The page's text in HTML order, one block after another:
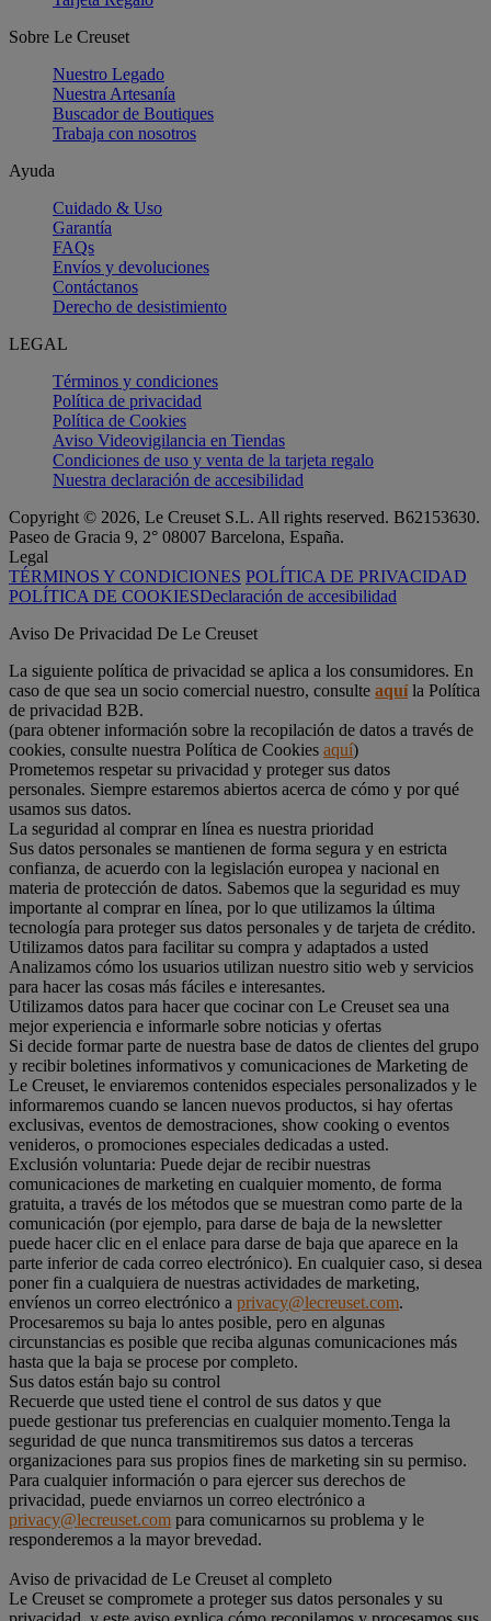
Sobre Le Creuset
Nuestro Legado
Nuestra Artesanía
Buscador de Boutiques
Trabaja con nosotros
Ayuda
Cuidado & Uso
Garantía
FAQs
Envíos y devoluciones
Contáctanos
Derecho de desistimiento
LEGAL
Términos y condiciones
Política de privacidad
Política de Cookies
Aviso Videovigilancia en Tiendas
Condiciones de uso y venta de la tarjeta regalo
Nuestra declaración de accesibilidad
Copyright © 2026, Le Creuset S.L. All rights reserved. B62153630.
Paseo de Gracia 9, 2° 08007 Barcelona, España.
Legal
TÉRMINOS Y CONDICIONES POLÍTICA DE PRIVACIDAD
POLÍTICA DE COOKIESDeclaración de accesibilidad
Aviso De Privacidad De Le Creuset
La siguiente política de privacidad se aplica a los consumidores. En
caso de que sea un socio comercial nuestro, consulte aquíla Política
de privacidad B2B.
(para obtener información sobre la recopilación de datos a través de
cookies, consulte nuestra Política de Cookies aquí)
Prometemos respetar su privacidad y proteger sus datos
personales. Siempre estaremos abiertos acerca de cómo y por qué
usamos sus datos.
La seguridad al comprar en línea es nuestra prioridad
Sus datos personales se mantienen de forma segura y en estricta
confianza, de acuerdo con la legislación europea y nacional en
materia de protección de datos. Sabemos que la seguridad es muy
importante al comprar en línea, por lo que utilizamos la última
tecnología para proteger sus datos personales y de tarjeta de crédito.
Utilizamos datos para facilitar su compra y adaptados a usted
Analizamos cómo los usuarios utilizan nuestro sitio web y servicios
para hacer las cosas más fáciles e interesantes.
Utilizamos datos para hacer que cocinar con Le Creuset sea una
mejor experiencia e informarle sobre noticias y ofertas
Si decide formar parte de nuestra base de datos de clientes del grupo
y recibir boletines informativos y comunicaciones de Marketing de
Le Creuset, le enviaremos contenidos especiales personalizados y le
informaremos cuando se lancen nuevos productos, si hay ofertas
exclusivas, eventos de demostraciones, show cooking o eventos
venideros, o promociones especiales dedicadas a usted.
Exclusión voluntaria: Puede dejar de recibir nuestras
comunicaciones de marketing en cualquier momento, de forma
gratuita, a través de los métodos que se muestran como parte de la
comunicación (por ejemplo, para darse de baja de la newsletter
puede hacer clic en el enlace para darse de baja que aparece en la
parte inferior de cada correo electrónico). En cualquier caso, si desea
poner fin a cualquiera de nuestras actividades de marketing,
envíenos un correo electrónico a privacy@lecreuset.com.
Procesaremos su baja lo antes posible, pero en algunas
circunstancias es posible que reciba algunas comunicaciones más
hasta que la baja se procese por completo.
Sus datos están bajo su control
Recuerde que usted tiene el control de sus datos y que
puede gestionar tus preferencias en cualquier momento.Tenga la
seguridad de que nunca transmitiremos sus datos a terceras
organizaciones para sus propios fines de marketing sin su permiso.
Para cualquier información o para ejercer sus derechos de
privacidad, puede enviarnos un correo electrónico a
privacy@lecreuset.com para comunicarnos su problema y le
responderemos a la mayor brevedad.
Aviso de privacidad de Le Creuset al completo
Le Creuset se compromete a proteger sus datos personales y su